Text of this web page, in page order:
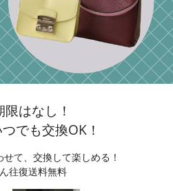
はなし！
でも交換OK！
て、交換して楽しめる！
往復送料無料